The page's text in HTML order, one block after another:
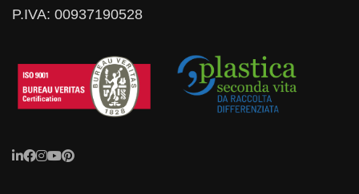
P.IVA: 00937190528